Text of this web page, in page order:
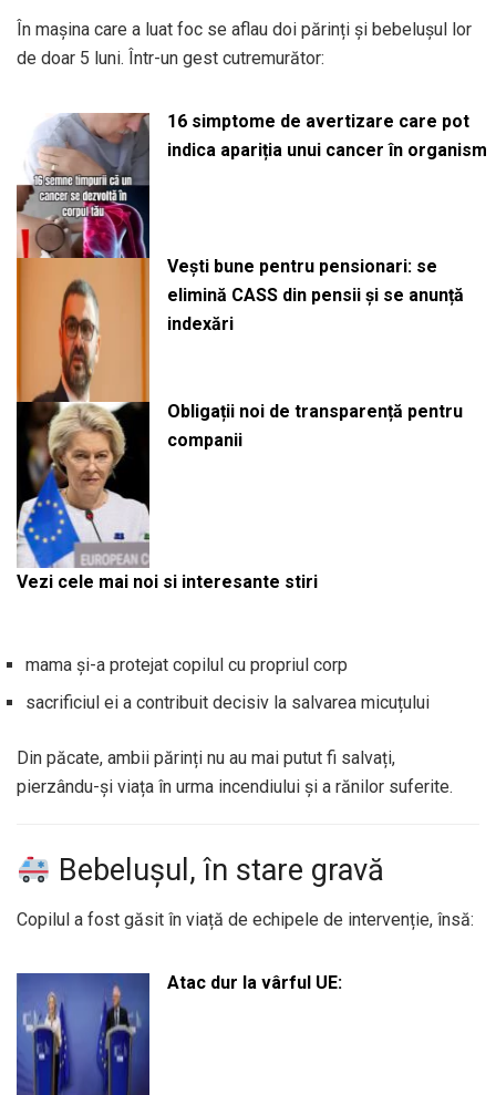
În mașina care a luat foc se aflau doi părinți și bebelușul lor
de doar 5 luni. Într-un gest cutremurător:
16 simptome de avertizare care pot
indica apariția unui cancer în organism
Vești bune pentru pensionari: se
elimină CASS din pensii și se anunță
indexări
Obligații noi de transparență pentru
companii
Vezi cele mai noi si interesante stiri
mama și-a protejat copilul cu propriul corp
sacrificiul ei a contribuit decisiv la salvarea micuțului
Din păcate, ambii părinți nu au mai putut fi salvați,
pierzându-și viața în urma incendiului și a rănilor suferite.
Bebelușul, în stare gravă
Copilul a fost găsit în viață de echipele de intervenție, însă:
Atac dur la vârful UE: